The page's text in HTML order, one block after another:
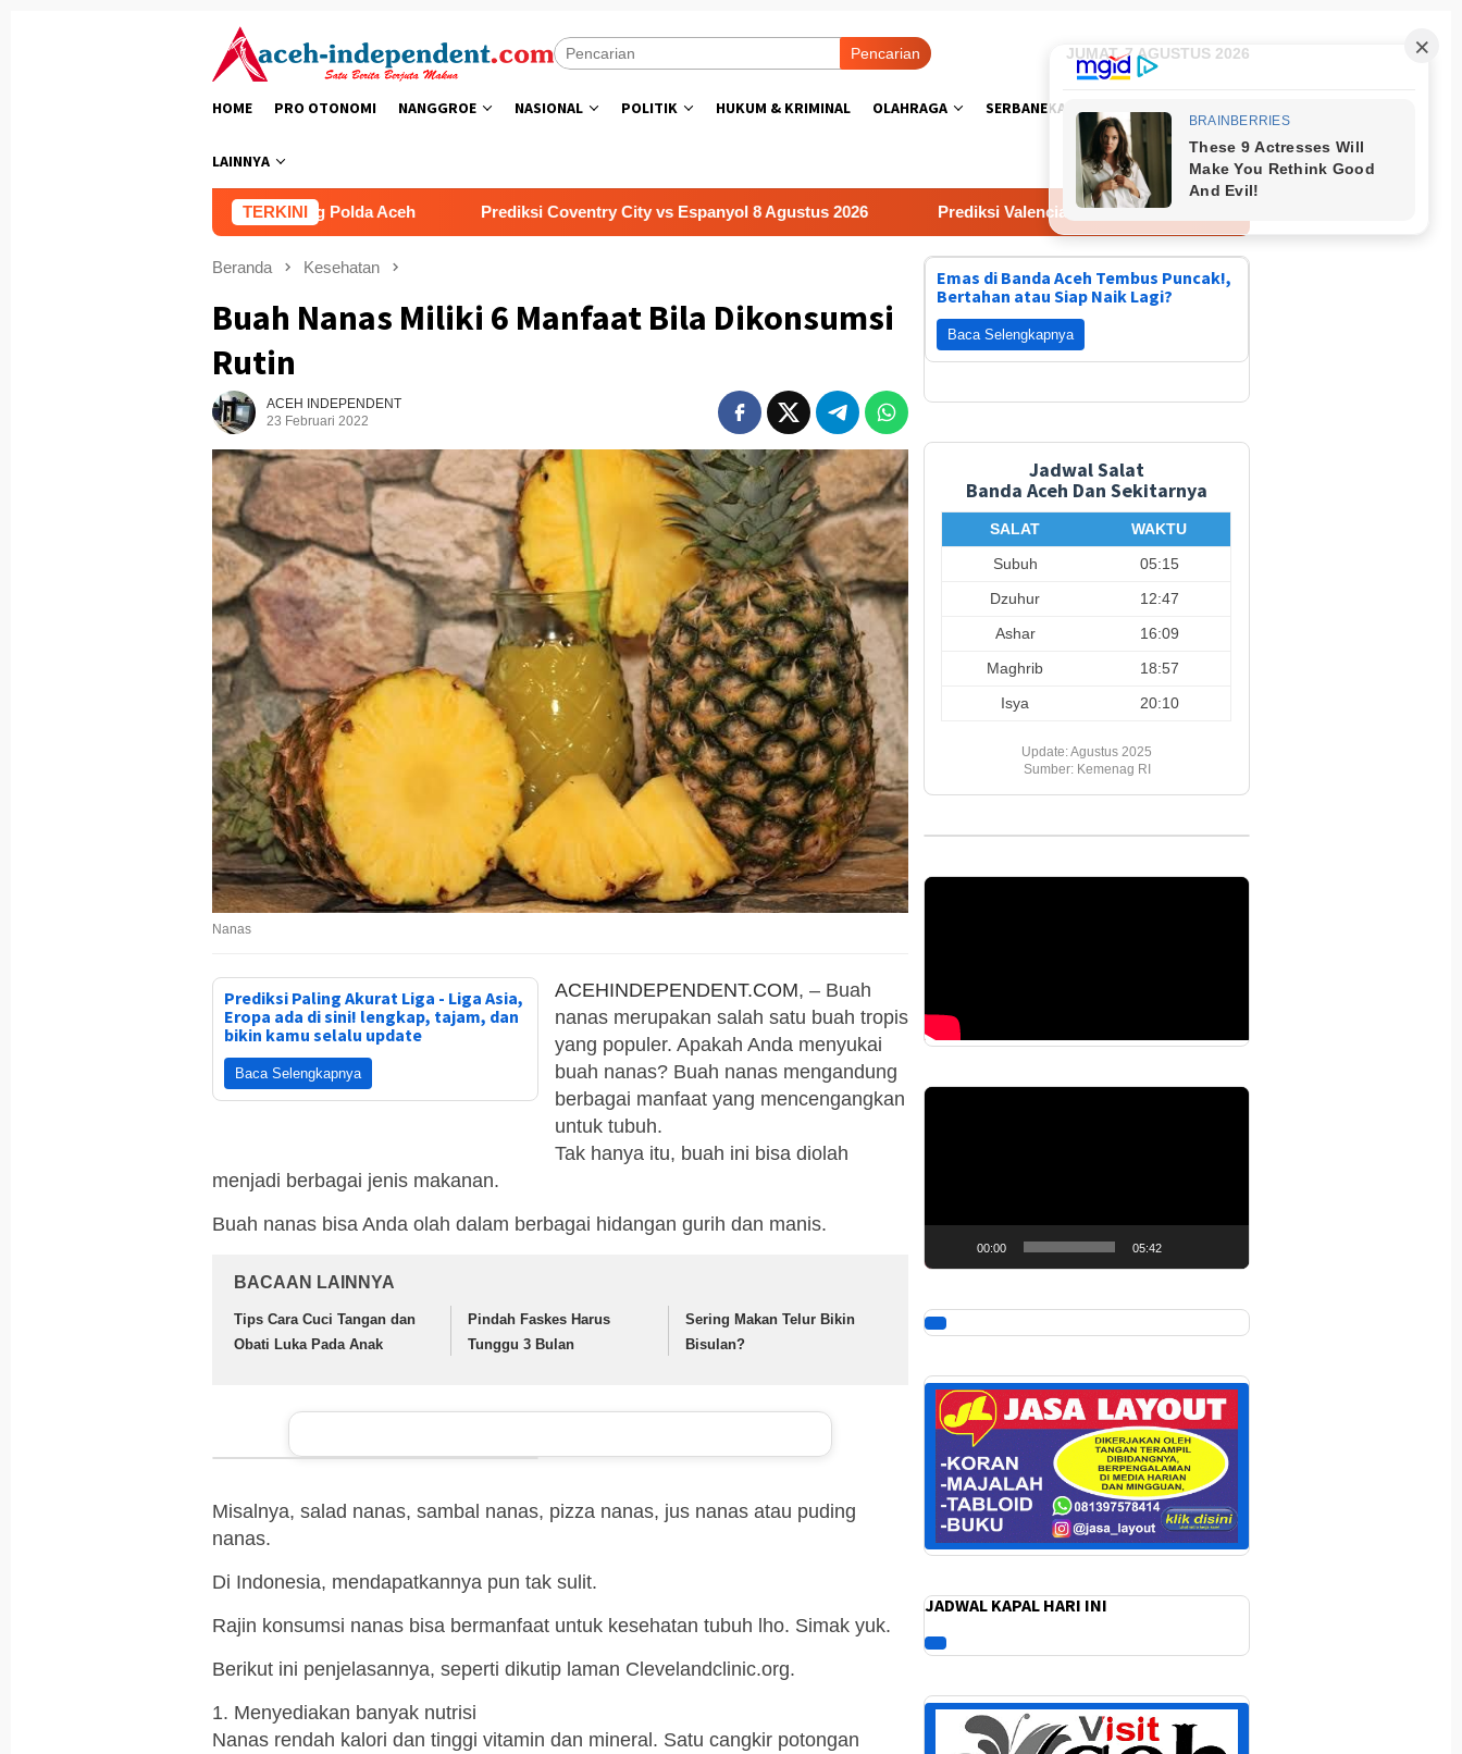
Pencarian JUMAT, 7 AGUSTUS 2026
HOME PRO OTONOMI NANGGROE NASIONAL POLITIK HUKUM & KRIMINAL OLAHRAGA SERBANEKA FOTO
LAINNYA
TERKINI
Lomba Masak Nasi Goreng Polda Aceh Prediksi Coventry City vs Espanyol 8 Agustus 2026 Prediksi Valencia vs Newcastle United 8 Agustus 2026
Beranda Kesehatan
Buah Nanas Miliki 6 Manfaat Bila Dikonsumsi
Rutin
ACEH INDEPENDENT
23 Februari 2022
Nanas
Prediksi Paling Akurat Liga - Liga Asia,
Eropa ada di sini! lengkap, tajam, dan
bikin kamu selalu update
Baca Selengkapnya
ACEHINDEPENDENT.COM, – Buah
nanas merupakan salah satu buah tropis
yang populer. Apakah Anda menyukai
buah nanas? Buah nanas mengandung
berbagai manfaat yang mencengangkan
untuk tubuh.
Tak hanya itu, buah ini bisa diolah
menjadi berbagai jenis makanan.
Buah nanas bisa Anda olah dalam berbagai hidangan gurih dan manis.
BACAAN LAINNYA
Tips Cara Cuci Tangan dan
Obati Luka Pada Anak
Pindah Faskes Harus
Tunggu 3 Bulan
Sering Makan Telur Bikin
Bisulan?
Misalnya, salad nanas, sambal nanas, pizza nanas, jus nanas atau puding
nanas.
Di Indonesia, mendapatkannya pun tak sulit.
Rajin konsumsi nanas bisa bermanfaat untuk kesehatan tubuh lho. Simak yuk.
Berikut ini penjelasannya, seperti dikutip laman Clevelandclinic.org.
1. Menyediakan banyak nutrisi
Nanas rendah kalori dan tinggi vitamin dan mineral. Satu cangkir potongan
Emas di Banda Aceh Tembus Puncak!,
Bertahan atau Siap Naik Lagi?
Baca Selengkapnya
Jadwal Salat
Banda Aceh Dan Sekitarnya
SALAT
WAKTU
Subuh
05:15
Dzuhur
12:47
Ashar
16:09
Maghrib
18:57
Isya
20:10
Update: Agustus 2025
Sumber: Kemenag RI
Pemutar
00:00 05:42
JADWAL KAPAL HARI INI